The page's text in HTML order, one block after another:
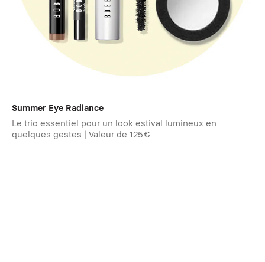
Summer Eye Radiance​
Le trio essentiel pour un look estival lumineux en
quelques gestes | Valeur de 125€